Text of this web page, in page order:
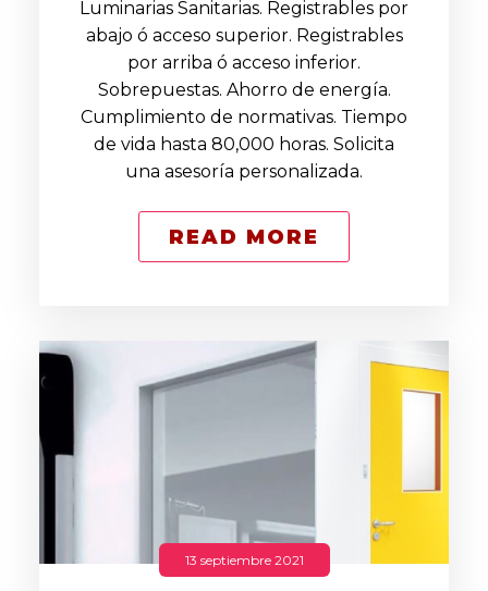
Luminarias Sanitarias. Registrables por
abajo ó acceso superior. Registrables
por arriba ó acceso inferior.
Sobrepuestas. Ahorro de energía.
Cumplimiento de normativas. Tiempo
de vida hasta 80,000 horas. Solicita
una asesoría personalizada.
READ MORE
13 septiembre 2021